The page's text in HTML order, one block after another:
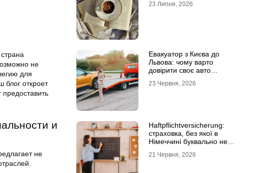
не
для
блог откроет
и
не
23 Липня, 2026
Евакуатор з Києва до
Львова: чому варто
довірити своє авто
23 Червня, 2026
Haftpflichtversicherung:
страховка, без якої в
Німеччині буквально не
21 Червня, 2026